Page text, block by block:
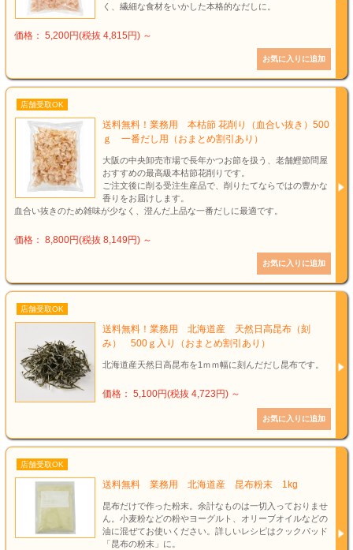
く、繊細な食材をいかした本格的なだしに。
価格： 5,200円(税抜 4,815円) ～
店舗受取OK
送料無料！業務用 本枯節 花削り（血合い抜き）500
ｇ 一番だし用（おまとめ割引あり）
大阪の中央卸売市場で長年かつお節を扱う、老舗鰹節問屋
おすすめの最高級本枯節花削りです。
ご注文後に削る受注生産品で、削りたてならではの豊かな
香りをお届けします。
血合い抜きのため雑味が少なく、澄んだ上品な一番だしに最適です。
価格： 8,800円(税抜 8,149円) ～
店舗受取OK
送料無料！業務用 北海道産 天然日高昆布（刻
み） 500ｇ入り（おまとめ割引あり）
北海道産天然日高昆布を1ｍｍ幅に刻んだだし昆布です。
価格： 5,100円(税抜 4,723円) ～
店舗受取OK
送料無料 業務用 北海道産 昆布粉末 1kg
昆布だけで作った粉末。余計なものは一切入っておりませ
ん。小麦粉などの粉やヨーグルト、オリーブオイルなどの
油に混ぜてお使いください。詳しいレシピはクックパッド
「昆布の粉末」に。